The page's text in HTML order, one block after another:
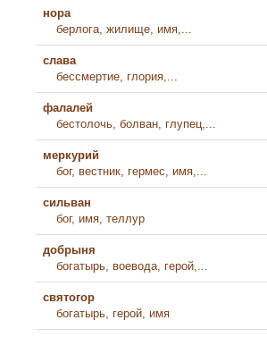
нора
берлога, жилище, имя,...
слава
бессмертие, глория,...
фалалей
бестолочь, болван, глупец,...
меркурий
бог, вестник, гермес, имя,...
сильван
бог, имя, теллур
добрыня
богатырь, воевода, герой,...
святогор
богатырь, герой, имя